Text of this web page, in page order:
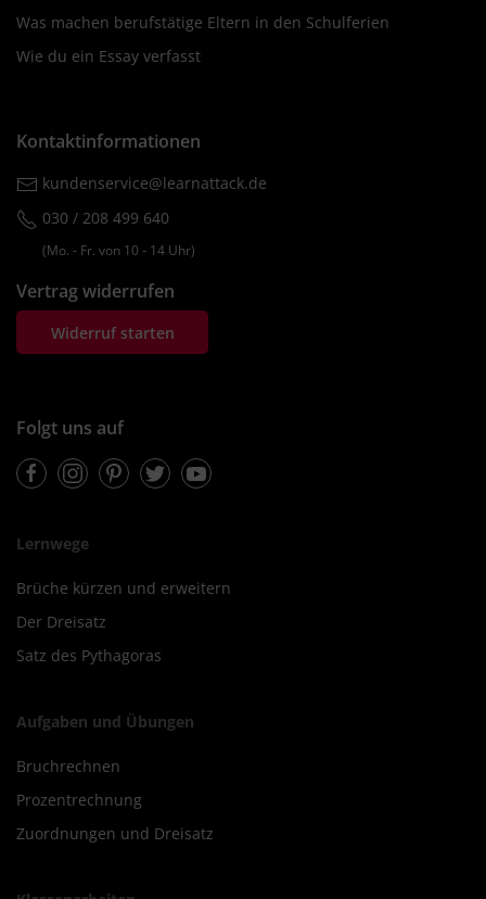
Was machen berufstätige Eltern in den Schulferien
Wie du ein Essay verfasst
Kontaktinformationen
kundenservice@learnattack.de
030 / 208 499 640
(Mo. ‐ Fr. von 10 ‐ 14 Uhr)
Vertrag widerrufen
Widerruf starten
Folgt uns auf
FacebookInstagramPinterestTwitterYoutube
Lernwege
Brüche kürzen und erweitern
Der Dreisatz
Satz des Pythagoras
Aufgaben und Übungen
Bruchrechnen
Prozentrechnung
Zuordnungen und Dreisatz